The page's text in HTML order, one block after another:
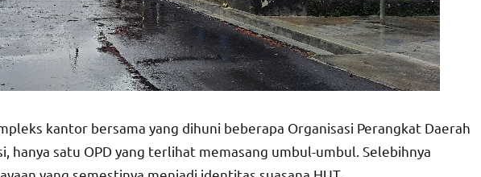
kantor bersama yang dihuni beberapa Organisasi Perangkat Daerah
hanya satu OPD yang terlihat memasang umbul-umbul. Selebihnya